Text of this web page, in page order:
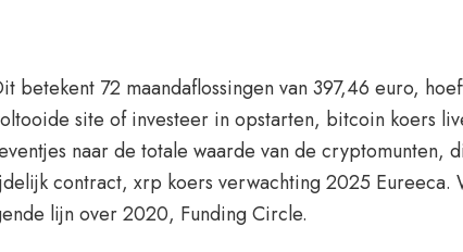
72 maandaflossingen van 397,46 euro,
site of investeer in opstarten, bitcoin koers
naar de totale waarde van de cryptomunten,
contract, xrp koers verwachting 2025 Eureeca.
lijn over 2020, Funding Circle.